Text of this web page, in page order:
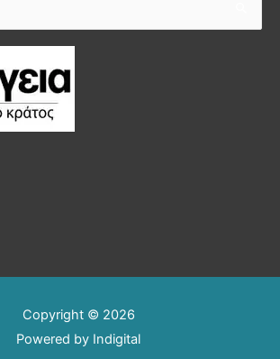
Copyright © 2026
Powered by Indigital